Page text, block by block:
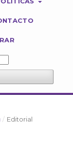
/ Editorial